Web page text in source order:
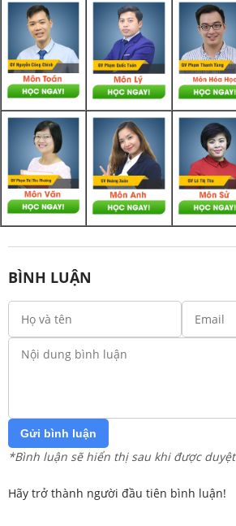
BÌNH LUẬN
Gửi bình luận
*Bình luận sẽ hiển thị sau khi được duyệt
Hãy trở thành người đầu tiên bình luận!